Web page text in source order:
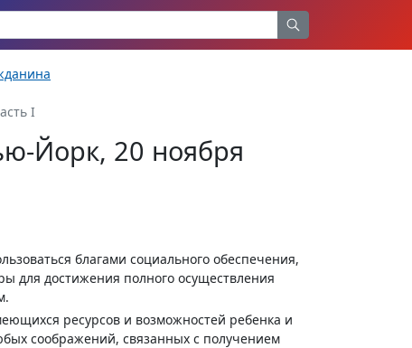
I
Йорк, 20 ноября
благами социального обеспечения,
для достижения полного осуществления
ресурсов и возможностей ребенка и
соображений, связанных с получением